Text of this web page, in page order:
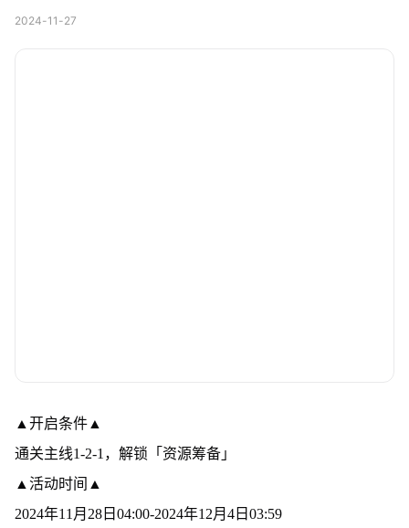
2024-11-27
▲开启条件▲
通关主线1-2-1，解锁「资源筹备」
▲活动时间▲
2024年11月28日04:00-2024年12月4日03:59